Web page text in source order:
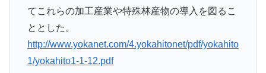
てこれらの加工産業や特殊林産物の導入を図るこ
ととした。
http://www.yokanet.com/4.yokahitonet/pdf/yokahito
1/yokahito1-1-12.pdf